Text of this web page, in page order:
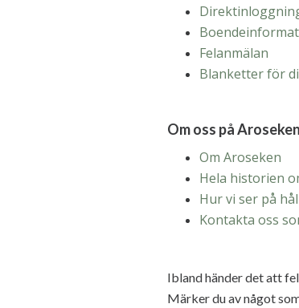
Felanmälan
Blanketter för
Om oss på
Om Aroseken
Hela historien
Hur vi ser på
Kontakta oss
Ibland händer det att
Märker du av något